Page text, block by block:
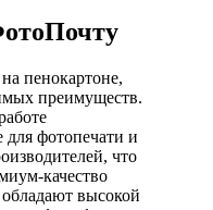
пенокартоне,
преимуществ.
для фотопечати и
что
качество
высокой